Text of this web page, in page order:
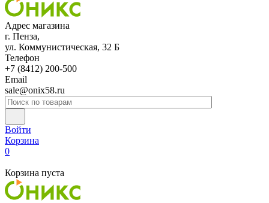
Адрес магазина
г. Пенза,
ул. Коммунистическая, 32 Б
Телефон
+7 (8412) 200-500
Email
sale@onix58.ru
Войти
Корзина
0
Корзина пуста